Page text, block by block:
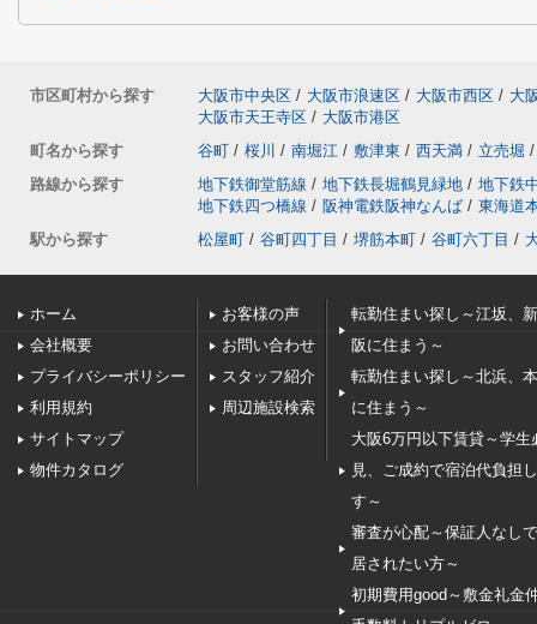
市区町村から探す 大阪市中央区 / 大阪市浪速区 / 大阪市西区 / 大
大阪市天王寺区 / 大阪市港区
町名から探す
谷町 / 桜川 / 南堀江 / 敷津東 / 西天満 / 立売堀 /
路線から探す
地下鉄御堂筋線 / 地下鉄長堀鶴見緑地 / 地下鉄
地下鉄四つ橋線 / 阪神電鉄阪神なんば / 東海道
駅から探す
松屋町 / 谷町四丁目 / 堺筋本町 / 谷町六丁目 /
ホーム
会社概要
プライバシーポリシー
利用規約
サイトマップ
物件カタログ
お客様の声
お問い合わせ
スタッフ紹介
周辺施設検索
転勤住まい探し～江坂、
阪に住まう～
転勤住まい探し～北浜、
に住まう～
大阪6万円以下賃貸～学生
見、ご成約で宿泊代負担
す～
審査が心配～保証人なし
居されたい方～
初期費用good～敷金礼金